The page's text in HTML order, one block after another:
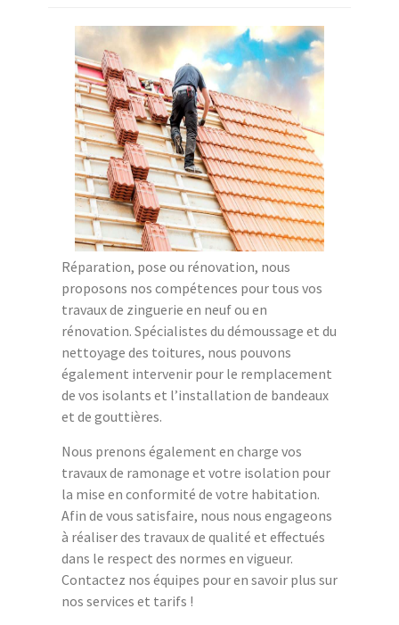
Réparation, pose ou rénovation, nous
proposons nos compétences pour tous vos
travaux de zinguerie en neuf ou en
rénovation. Spécialistes du démoussage et du
nettoyage des toitures, nous pouvons
également intervenir pour le remplacement
de vos isolants et l’installation de bandeaux
et de gouttières.
Nous prenons également en charge vos
travaux de ramonage et votre isolation pour
la mise en conformité de votre habitation.
Afin de vous satisfaire, nous nous engageons
à réaliser des travaux de qualité et effectués
dans le respect des normes en vigueur.
Contactez nos équipes pour en savoir plus sur
nos services et tarifs !